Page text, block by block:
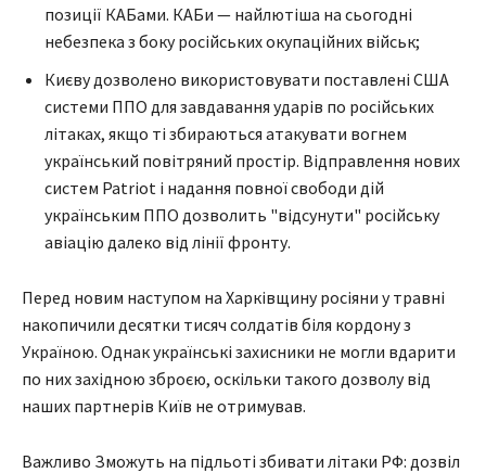
позиції КАБами. КАБи — найлютіша на сьогодні
небезпека з боку російських окупаційних військ;
Києву дозволено використовувати поставлені США
системи ППО для завдавання ударів по російських
літаках, якщо ті збираються атакувати вогнем
український повітряний простір. Відправлення нових
систем Patriot і надання повної свободи дій
українським ППО дозволить "відсунути" російську
авіацію далеко від лінії фронту.
Перед новим наступом на Харківщину росіяни у травні
накопичили десятки тисяч солдатів біля кордону з
Україною. Однак українські захисники не могли вдарити
по них західною зброєю, оскільки такого дозволу від
наших партнерів Київ не отримував.
Важливо Зможуть на підльоті збивати літаки РФ: дозвіл